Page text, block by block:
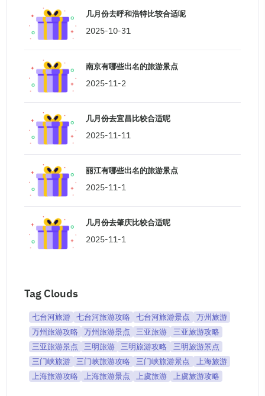
几月份去呼和浩特比较合适呢
2025-10-31
南京有哪些出名的旅游景点
2025-11-2
几月份去宜昌比较合适呢
2025-11-11
丽江有哪些出名的旅游景点
2025-11-1
几月份去肇庆比较合适呢
2025-11-1
Tag Clouds
七台河旅游 七台河旅游攻略 七台河旅游景点
万州旅游
万州旅游攻略
万州旅游景点 三亚旅游
三亚旅游攻略
三亚旅游景点
三明旅游 三明旅游攻略
三明旅游景点
三门峡旅游
三门峡旅游攻略 三门峡旅游景点
上海旅游
上海旅游攻略
上海旅游景点 上虞旅游 上虞旅游攻略